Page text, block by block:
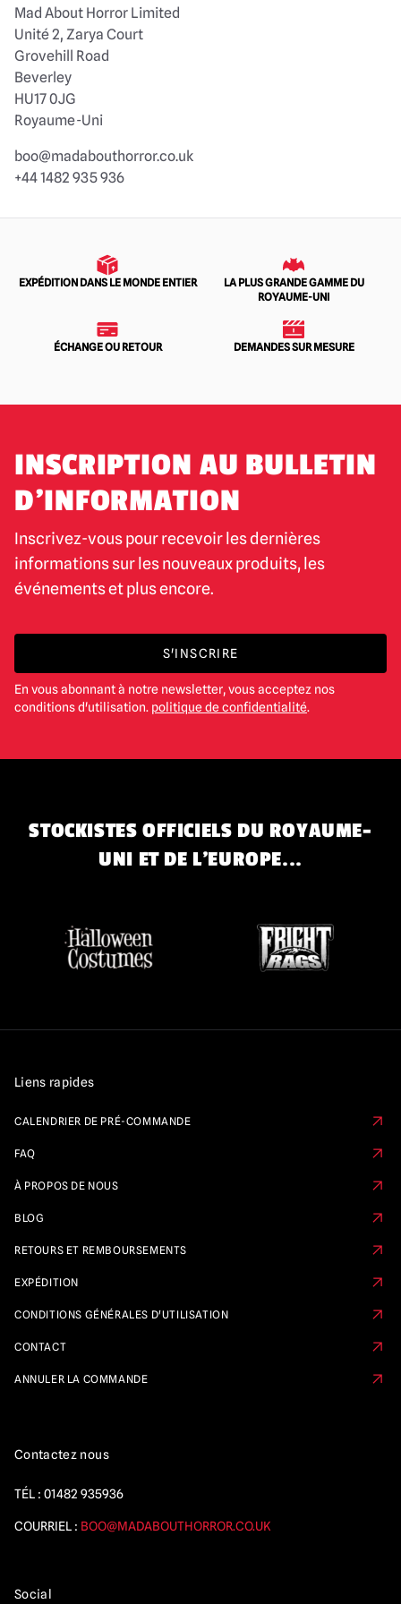
Mad About Horror Limited
Unité 2, Zarya Court
Grovehill Road
Beverley
HU17 0JG
Royaume-Uni
boo@madabouthorror.co.uk
+44 1482 935 936
EXPÉDITION DANS LE MONDE ENTIER
LA PLUS GRANDE GAMME DU
ROYAUME-UNI
ÉCHANGE OU RETOUR DEMANDES SUR MESURE
INSCRIPTION AU BULLETIN
D'INFORMATION
Inscrivez-vous pour recevoir les dernières
informations sur les nouveaux produits, les
événements et plus encore.
S'INSCRIRE
En vous abonnant à notre newsletter, vous acceptez nos
conditions d'utilisation. politique de confidentialité.
STOCKISTES OFFICIELS DU ROYAUME-
UNI ET DE L'EUROPE...
Liens rapides
CALENDRIER DE PRÉ-COMMANDE
FAQ
À PROPOS DE NOUS
BLOG
RETOURS ET REMBOURSEMENTS
EXPÉDITION
CONDITIONS GÉNÉRALES D'UTILISATION
CONTACT
ANNULER LA COMMANDE
Contactez nous
TÉL : 01482 935936
COURRIEL : BOO@MADABOUTHORROR.CO.UK
Social